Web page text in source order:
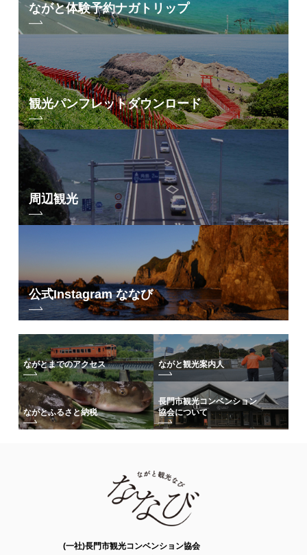
ながと体験予約ナガトリップ
観光パンフレットダウンロード
周辺観光
公式Instagram ななび
ながとまでのアクセス ながと観光案内人
ながとふるさと納税
長門市観光コンベンション
協会について
(一社)長門市観光コンベンション協会